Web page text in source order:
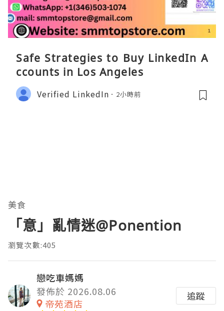
Safe Strategies to Buy LinkedIn A
ccounts in Los Angeles
Verified LinkedIn 2小時前
美食
「意」亂情迷@Ponention
瀏覽次數:405
戀吃車媽媽
發佈於 2026.08.06
帝苑酒店
追蹤